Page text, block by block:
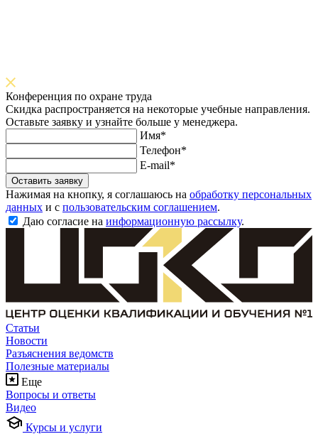
Конференция по охране труда
Скидка распространяется на некоторые учебные направления.
Оставьте заявку и узнайте больше у менеджера.
Имя*
Телефон*
E-mail*
Оставить заявку
Нажимая на кнопку, я соглашаюсь на обработку персональных
данных и с пользовательским соглашением.
Даю согласие на информационную рассылку.
Статьи
Новости
Разъяснения ведомств
Полезные материалы
Еще
Вопросы и ответы
Видео
Курсы и услуги